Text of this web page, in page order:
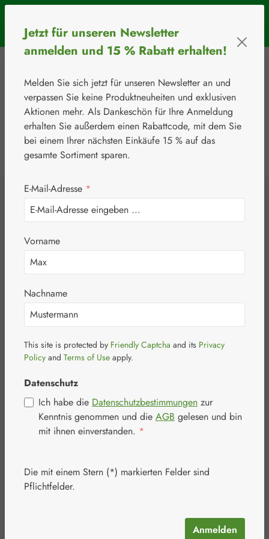
RabattcodeBIOS55 € Rabatt ab einem Warenkorbwert von 50 €.
Werkzeugleiste anzeigen
⚘ Handelsware
Nahrungsergänzungsmittel
Junek Europ-Vertrieb GmbH
Coenzym Q-10 15
mg Junek Kapseln
Bildergalerie überspringen
Jetzt für unseren Newsletter
anmelden und 15 % Rabatt erhalten!
Melden Sie sich jetzt für unseren Newsletter an und
verpassen Sie keine Produktneuheiten und exklusiven
Aktionen mehr. Als Dankeschön für Ihre Anmeldung
erhalten Sie außerdem einen Rabattcode, mit dem Sie
bei einem Ihrer nächsten Einkäufe 15 % auf das
gesamte Sortiment sparen.
E-Mail-Adresse *
Vorname
Nachname
This site is protected by Friendly Captcha and its Privacy
Policy and Terms of Use apply.
Datenschutz
Ich habe die Datenschutzbestimmungen zur
Kenntnis genommen und die AGB gelesen und bin
mit ihnen einverstanden. *
Die mit einem Stern (*) markierten Felder sind
Pflichtfelder.
Anmelden